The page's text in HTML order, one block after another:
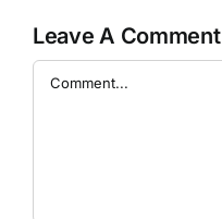
Leave A Comment
Comment